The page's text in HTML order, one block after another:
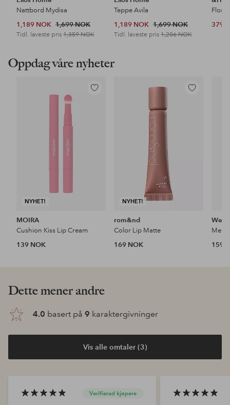
Nattbord Mydisa
1,189 NOK 1,699 NOK
Tidl. laveste pris 1,359 NOK
Teppe Avila
1,189 NOK 1,699 NOK
Tidl. laveste pris1,206 NOK
379
Oppdag våre nyheter
NYHET!
Legg
MOIRA
Cushion Kiss Lip Cream
139 NOK
NYHET!
Legg
rom&nd
Color Lip Matte
169 NOK
Wet
159
Dette mener andre
4.0 basert på 9 karaktergivninger
Vis alle omtaler (3)
Verifierad kjøpere